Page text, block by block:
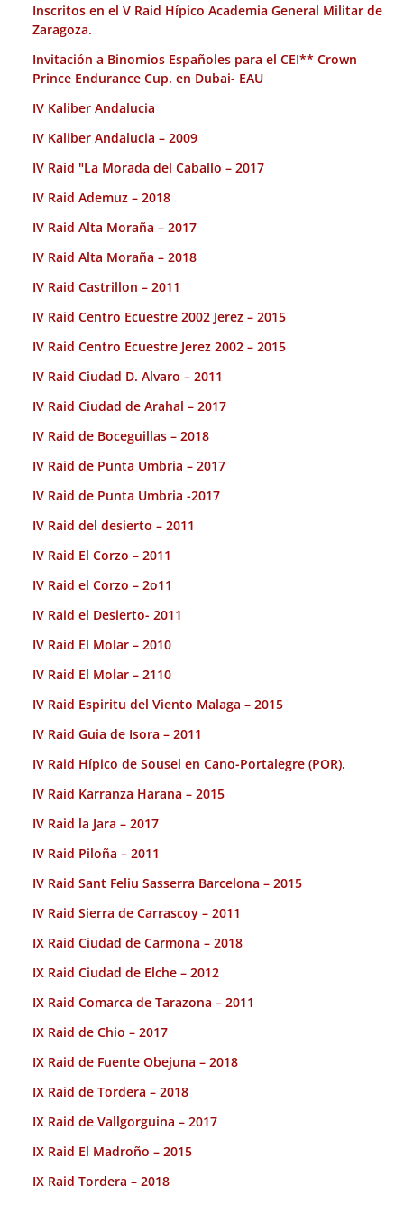
Inscritos en el V Raid Hípico Academia General Militar de
Zaragoza.
Invitación a Binomios Españoles para el CEI** Crown
Prince Endurance Cup. en Dubai- EAU
IV Kaliber Andalucia
IV Kaliber Andalucia – 2009
IV Raid "La Morada del Caballo – 2017
IV Raid Ademuz – 2018
IV Raid Alta Moraña – 2017
IV Raid Alta Moraña – 2018
IV Raid Castrillon – 2011
IV Raid Centro Ecuestre 2002 Jerez – 2015
IV Raid Centro Ecuestre Jerez 2002 – 2015
IV Raid Ciudad D. Alvaro – 2011
IV Raid Ciudad de Arahal – 2017
IV Raid de Boceguillas – 2018
IV Raid de Punta Umbria – 2017
IV Raid de Punta Umbria -2017
IV Raid del desierto – 2011
IV Raid El Corzo – 2011
IV Raid el Corzo – 2o11
IV Raid el Desierto- 2011
IV Raid El Molar – 2010
IV Raid El Molar – 2110
IV Raid Espiritu del Viento Malaga – 2015
IV Raid Guia de Isora – 2011
IV Raid Hípico de Sousel en Cano-Portalegre (POR).
IV Raid Karranza Harana – 2015
IV Raid la Jara – 2017
IV Raid Piloña – 2011
IV Raid Sant Feliu Sasserra Barcelona – 2015
IV Raid Sierra de Carrascoy – 2011
IX Raid Ciudad de Carmona – 2018
IX Raid Ciudad de Elche – 2012
IX Raid Comarca de Tarazona – 2011
IX Raid de Chio – 2017
IX Raid de Fuente Obejuna – 2018
IX Raid de Tordera – 2018
IX Raid de Vallgorguina – 2017
IX Raid El Madroño – 2015
IX Raid Tordera – 2018